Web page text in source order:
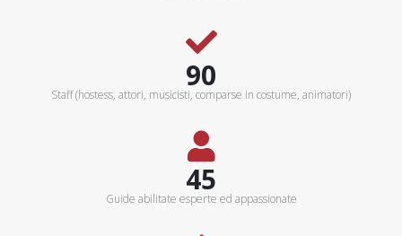
100+
Staff (hostess, attori, musicisti, comparse in costume, animatori)
50+
Guide abilitate esperte ed appassionate